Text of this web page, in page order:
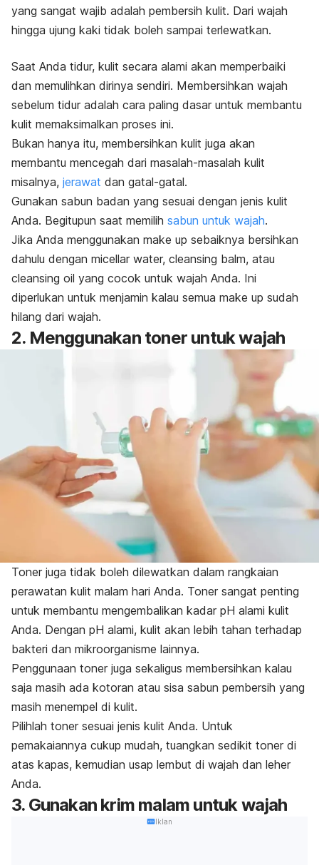
yang sangat wajib adalah pembersih kulit. Dari wajah
hingga ujung kaki tidak boleh sampai terlewatkan.
Saat Anda tidur, kulit secara alami akan memperbaiki
dan memulihkan dirinya sendiri. Membersihkan wajah
sebelum tidur adalah cara paling dasar untuk membantu
kulit memaksimalkan proses ini.
Bukan hanya itu, membersihkan kulit juga akan
membantu mencegah dari masalah-masalah kulit
misalnya, jerawat dan gatal-gatal.
Gunakan sabun badan yang sesuai dengan jenis kulit
Anda. Begitupun saat memilih sabun untuk wajah.
Jika Anda menggunakan make up sebaiknya bersihkan
dahulu dengan micellar water, cleansing balm, atau
cleansing oil yang cocok untuk wajah Anda. Ini
diperlukan untuk menjamin kalau semua make up sudah
hilang dari wajah.
2. Menggunakan toner untuk wajah
Toner juga tidak boleh dilewatkan dalam rangkaian
perawatan kulit malam hari Anda. Toner sangat penting
untuk membantu mengembalikan kadar pH alami kulit
Anda. Dengan pH alami, kulit akan lebih tahan terhadap
bakteri dan mikroorganisme lainnya.
Penggunaan toner juga sekaligus membersihkan kalau
saja masih ada kotoran atau sisa sabun pembersih yang
masih menempel di kulit.
Pilihlah toner sesuai jenis kulit Anda. Untuk
pemakaiannya cukup mudah, tuangkan sedikit toner di
atas kapas, kemudian usap lembut di wajah dan leher
Anda.
3. Gunakan krim malam untuk wajah
Iklan